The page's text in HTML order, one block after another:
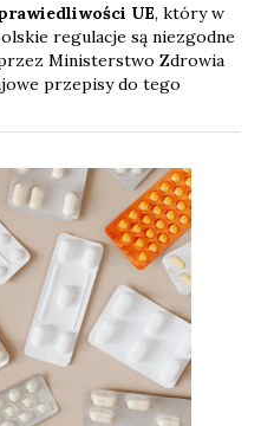
UE, który w
regulacje są niezgodne
Ministerstwo Zdrowia
przepisy do tego